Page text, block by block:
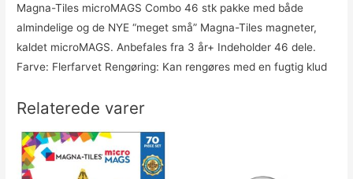
Magna-Tiles microMAGS Combo 46 stk pakke med både
almindelige og de NYE “meget små” Magna-Tiles magneter,
kaldet microMAGS. Anbefales fra 3 år+ Indeholder 46 dele.
Farve: Flerfarvet Rengøring: Kan rengøres med en fugtig klud
Relaterede varer